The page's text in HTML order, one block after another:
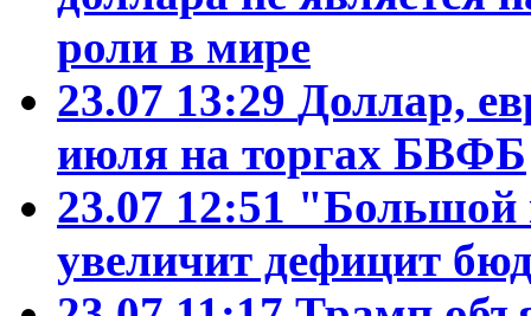
роли в мире
23.07 13:29 Доллар,
июля на торгах БВФБ
23.07 12:51 "Большой
увеличит дефицит